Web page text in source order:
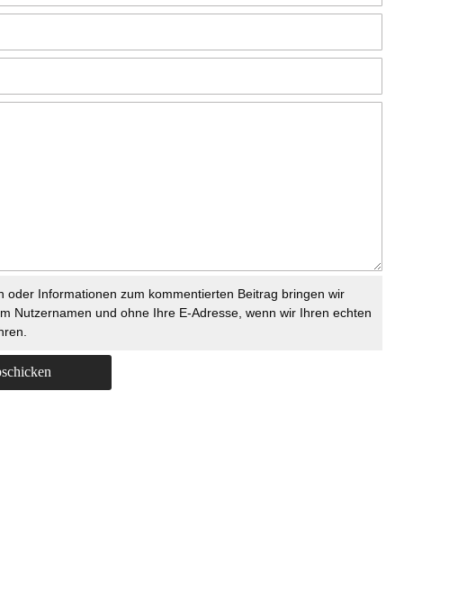
oder Informationen zum kommentierten Beitrag bringen wir
Nutzernamen und ohne Ihre E-Adresse, wenn wir Ihren echten